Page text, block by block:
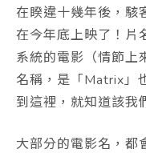
在睽違十幾年後，駭
在今年底上映了！片
系統的電影（情節上
名稱，是「Matrix」
到這裡，就知道該我
大部分的電影名，都